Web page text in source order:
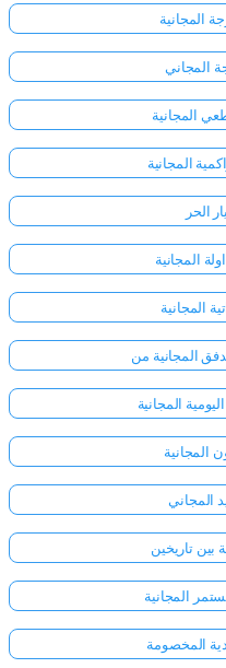
المجانية
المجاني
المجانية
المجانية
الحر
المجانية
المجانية
المجانية
المجانية
المجاني
بين تاريخين
المجانية
المخصومة